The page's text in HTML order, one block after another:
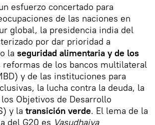
esfuerzo concertado para
de las naciones en
global, la presidencia india del
por dar prioridad a
la seguridad alimentaria y de los
reformas de los bancos multilateral
y de las instituciones para
la lucha contra la deuda, la
Objetivos de Desarrollo
y la transición verde. El lema de la
del G20 es Vasudhaiva